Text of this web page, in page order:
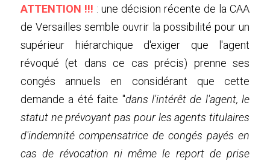
ATTENTION !!! : une décision récente de la CAA
de Versailles semble ouvrir la possibilité pour un
supérieur hiérarchique d'exiger que l'agent
révoqué (et dans ce cas précis) prenne ses
congés annuels en considérant que cette
demande a été faite "dans l'intérêt de l'agent, le
statut ne prévoyant pas pour les agents titulaires
d'indemnité compensatrice de congés payés en
cas de révocation ni même le report de prise